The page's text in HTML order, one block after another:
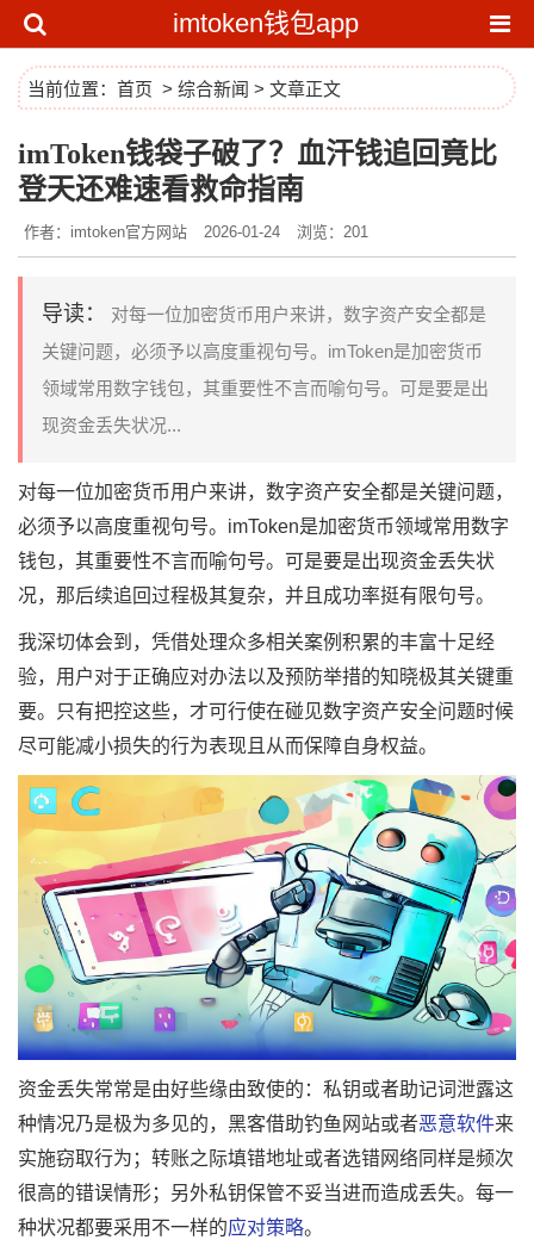
imtoken钱包app
当前位置： 首页 > 综合新闻 > 文章正文
imToken钱袋子破了？血汗钱追回竟比
登天还难速看救命指南
作者：imtoken官方网站 2026-01-24 浏览：201
导读：
对每一位加密货币用户来讲，数字资产安全都是
关键问题，必须予以高度重视句号。imToken是加密货币
领域常用数字钱包，其重要性不言而喻句号。可是要是出
现资金丢失状况...
对每一位加密货币用户来讲，数字资产安全都是关键问题，
必须予以高度重视句号。imToken是加密货币领域常用数字
钱包，其重要性不言而喻句号。可是要是出现资金丢失状
况，那后续追回过程极其复杂，并且成功率挺有限句号。
我深切体会到，凭借处理众多相关案例积累的丰富十足经
验，用户对于正确应对办法以及预防举措的知晓极其关键重
要。只有把控这些，才可行使在碰见数字资产安全问题时候
尽可能减小损失的行为表现且从而保障自身权益。
资金丢失常常是由好些缘由致使的：私钥或者助记词泄露这
种情况乃是极为多见的，黑客借助钓鱼网站或者恶意软件来
实施窃取行为；转账之际填错地址或者选错网络同样是频次
很高的错误情形；另外私钥保管不妥当进而造成丢失。每一
种状况都要采用不一样的应对策略。